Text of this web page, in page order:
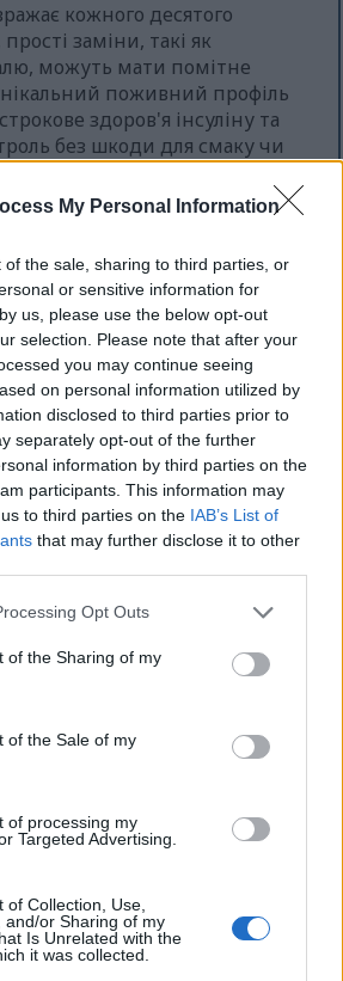
My Personal Information
of the sale, sharing to third parties, or
or sensitive information for
us, please use the below opt-out
selection. Please note that after your
you may continue seeing
on personal information utilized by
disclosed to third parties prior to
separately opt-out of the further
information by third parties on the
participants. This information may
to third parties on the IAB’s List of
that may further disclose it to other
app uses one or more Google
or usage behaviour. You may click to
to Google and its third-party tags to
specified purposes in below Google
Opt Outs
of the Sharing of my
of the Sale of my
of processing my
Targeted Advertising.
of Collection, Use,
and/or Sharing of my
Is Unrelated with the
it was collected.
кожного десятого
прості заміни, такі як
можуть мати помітне
поживний профіль
здоров'я інсуліну та
без шкоди для смаку чи
мозку щоденного
на поживні речовини, які
мозку. Він містить багато
захищає від пошкоджень, що
мислення. Це робить
вибором для нейропротекції.
клітини мозку від
підтримуючи довгострокову
та покращують пам'ять.
В: підтримують вироблення
сприяючи чіткому
уваги.
показують, що
пам'ять і зменшити
перед народженням
краще пам'ятати та мати
Хоча потрібні додаткові
результати виглядають
для боротьби з проблемами